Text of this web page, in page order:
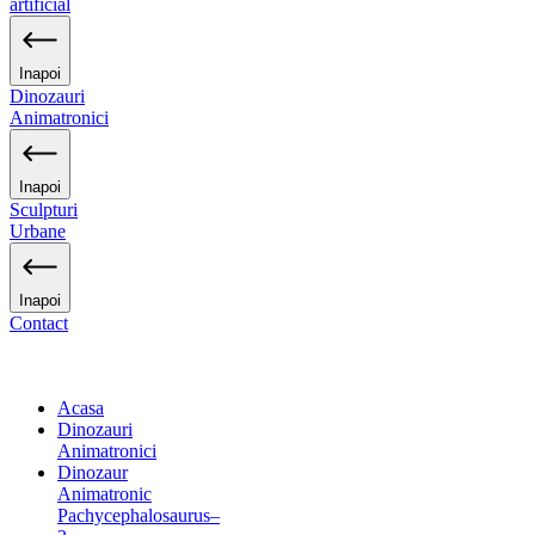
artificial
Inapoi
Dinozauri
Animatronici
Inapoi
Sculpturi
Urbane
Inapoi
Contact
Acasa
Dinozauri
Animatronici
Dinozaur
Animatronic
Pachycephalosaurus–